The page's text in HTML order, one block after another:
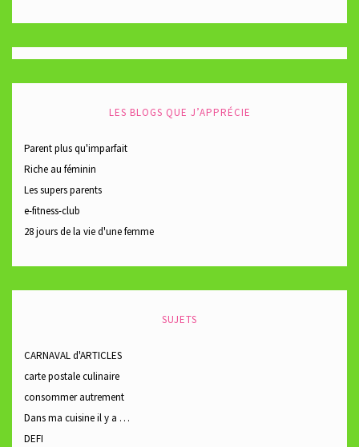
LES BLOGS QUE J’APPRÉCIE
Parent plus qu'imparfait
Riche au féminin
Les supers parents
e-fitness-club
28 jours de la vie d'une femme
SUJETS
CARNAVAL d'ARTICLES
carte postale culinaire
consommer autrement
Dans ma cuisine il y a …
DEFI